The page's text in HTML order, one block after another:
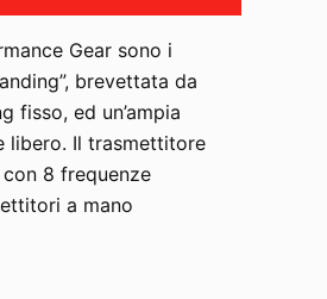
Gear sono i
brevettata da
fisso, ed un’ampia
libero. Il trasmettitore
8 frequenze
a mano